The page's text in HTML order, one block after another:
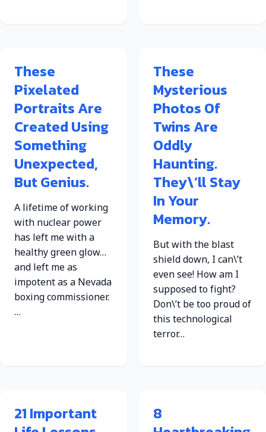
These
Pixelated
Portraits Are
Created Using
Something
Unexpected,
But Genius.
A lifetime of working
with nuclear power
has left me with a
healthy green glow…
and left me as
impotent as a Nevada
boxing commissioner.
…
These
Mysterious
Photos Of
Twins Are
Oddly
Haunting.
They\’ll Stay
In Your
Memory.
But with the blast
shield down, I can\’t
even see! How am I
supposed to fight?
Don\’t be too proud of
this technological
terror…
21 Important
8